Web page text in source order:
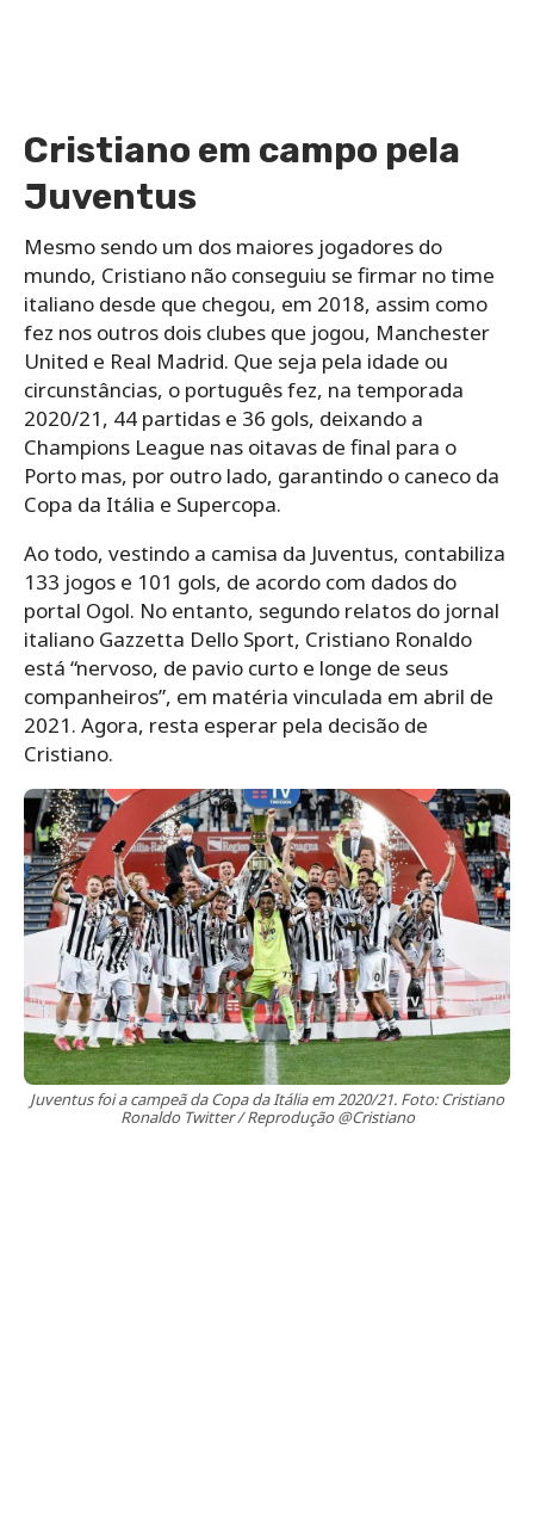
Cristiano em campo pela
Juventus
Mesmo sendo um dos maiores jogadores do
mundo, Cristiano não conseguiu se firmar no time
italiano desde que chegou, em 2018, assim como
fez nos outros dois clubes que jogou, Manchester
United e Real Madrid. Que seja pela idade ou
circunstâncias, o português fez, na temporada
2020/21, 44 partidas e 36 gols, deixando a
Champions League nas oitavas de final para o
Porto mas, por outro lado, garantindo o caneco da
Copa da Itália e Supercopa.
Ao todo, vestindo a camisa da Juventus, contabiliza
133 jogos e 101 gols, de acordo com dados do
portal Ogol. No entanto, segundo relatos do jornal
italiano Gazzetta Dello Sport, Cristiano Ronaldo
está “nervoso, de pavio curto e longe de seus
companheiros”, em matéria vinculada em abril de
2021. Agora, resta esperar pela decisão de
Cristiano.
Juventus foi a campeã da Copa da Itália em 2020/21. Foto: Cristiano
Ronaldo Twitter / Reprodução @Cristiano